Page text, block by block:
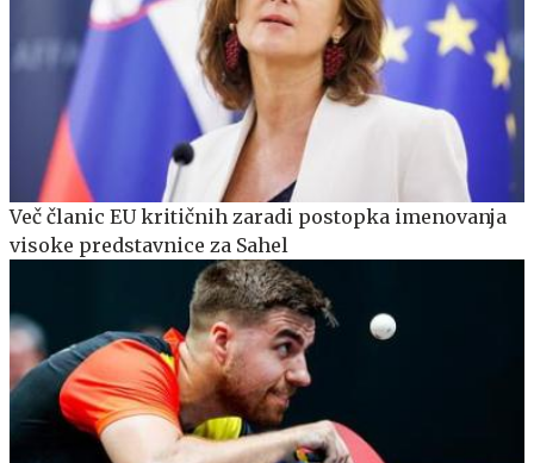
Več članic EU kritičnih zaradi postopka imenovanja
visoke predstavnice za Sahel